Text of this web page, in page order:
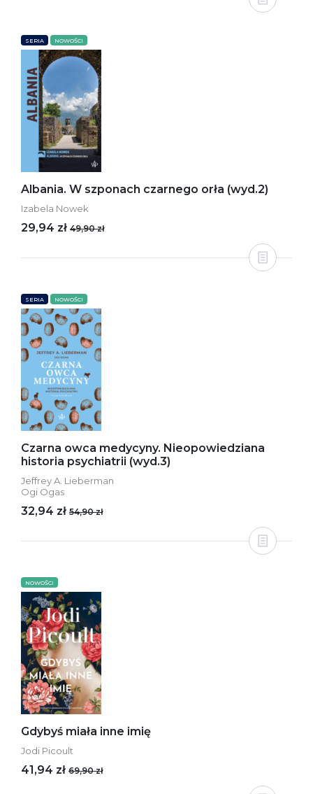
SERIA NOWOŚCI
Albania. W szponach czarnego orła (wyd.2)
Izabela Nowek
29,94 zł 49,90 zł
SERIA NOWOŚCI
Czarna owca medycyny. Nieopowiedziana
historia psychiatrii (wyd.3)
Jeffrey A. Lieberman
Ogi Ogas
32,94 zł 54,90 zł
NOWOŚCI
Gdybyś miała inne imię
Jodi Picoult
41,94 zł 69,90 zł